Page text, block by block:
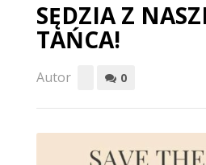
SĘDZIA Z
TAŃCA!
Autor 0